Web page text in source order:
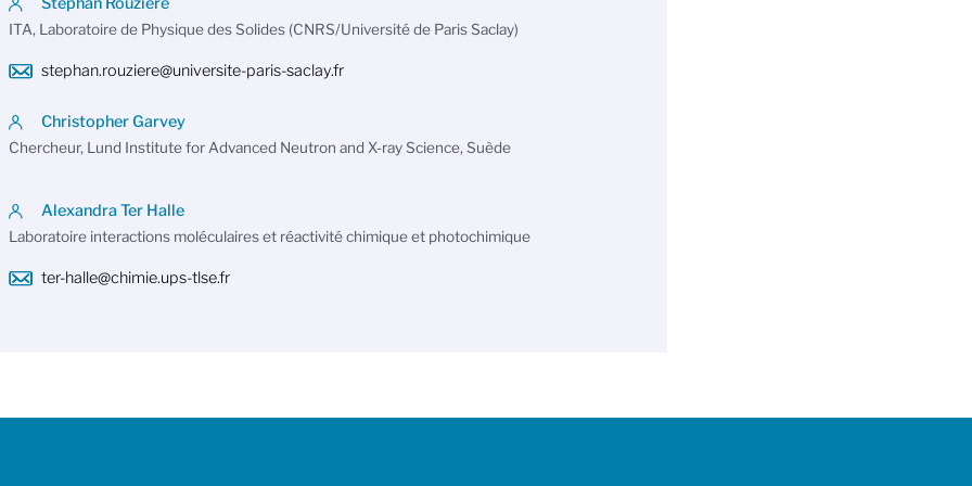
ITA, Laboratoire de Physique des Solides (CNRS/Université de Paris Saclay)
stephan.rouziere@universite-paris-saclay.fr
Christopher Garvey
Chercheur, Lund Institute for Advanced Neutron and X-ray Science, Suède
Alexandra Ter Halle
Laboratoire interactions moléculaires et réactivité chimique et photochimique
ter-halle@chimie.ups-tlse.fr